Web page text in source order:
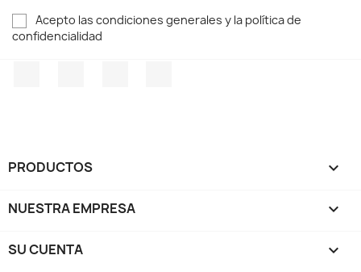
Acepto las condiciones generales y la política de
confidencialidad
PRODUCTOS 
NUESTRA EMPRESA 
SU CUENTA 